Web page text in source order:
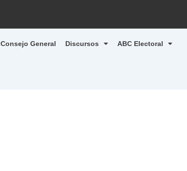
Consejo General Discursos ABC Electoral